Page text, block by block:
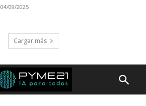
04/09/2025
Cargar más